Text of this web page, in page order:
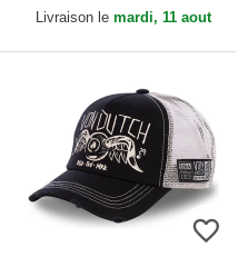
Livraison le mardi, 11 aout